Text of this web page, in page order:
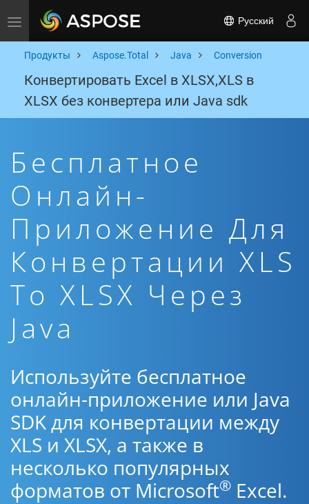
Toggle navigation Русский
Продукты Aspose.Total Java Conversion
Конвертировать Excel в XLSX,XLS в
XLSX без конвертера или Java sdk
Бесплатное
Онлайн-
Приложение Для
Конвертации XLS
To XLSX Через
Java
Используйте бесплатное
онлайн-приложение или Java
SDK для конвертации между
XLS и XLSX, а также в
несколько популярных
форматов от Microsoft® Excel.